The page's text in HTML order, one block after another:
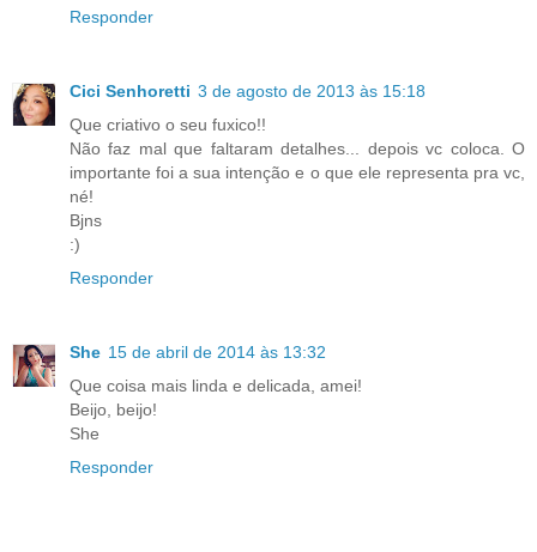
Responder
Cici Senhoretti 3 de agosto de 2013 às 15:18
Que criativo o seu fuxico!!
Não faz mal que faltaram detalhes... depois vc coloca. O
importante foi a sua intenção e o que ele representa pra vc,
né!
Bjns
:)
Responder
She 15 de abril de 2014 às 13:32
Que coisa mais linda e delicada, amei!
Beijo, beijo!
She
Responder